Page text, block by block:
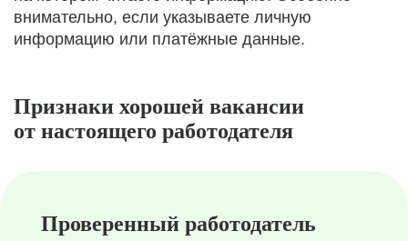
внимательно, если указываете личную
информацию или платёжные данные.
Признаки хорошей вакансии
от настоящего работодателя
Проверенный работодатель